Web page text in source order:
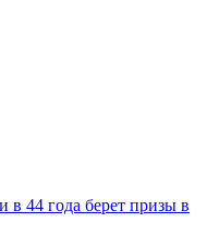
в 44 года берет призы в